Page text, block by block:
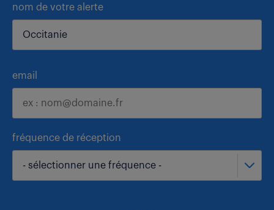
nom de votre alerte
email
fréquence de réception
- sélectionner une fréquence -